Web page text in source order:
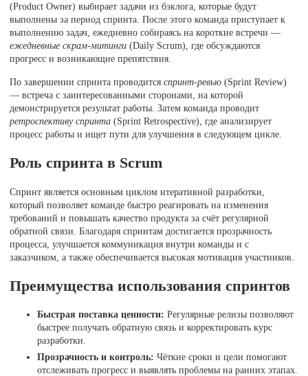
(Product Owner) выбирает задачи из бэклога, которые будут
выполнены за период спринта. После этого команда приступает к
выполнению задач, ежедневно собираясь на короткие встречи —
ежедневные скрам-митинги (Daily Scrum), где обсуждаются
прогресс и возникающие препятствия.
По завершении спринта проводитсяспринт-ревью (Sprint Review)
— встреча с заинтересованными сторонами, на которой
демонстрируется результат работы. Затем команда проводит
ретроспективу спринта (Sprint Retrospective), где анализирует
процесс работы и ищет пути для улучшения в следующем цикле.
Роль спринта в Scrum
Спринт является основным циклом итеративной разработки,
который позволяет команде быстро реагировать на изменения
требований и повышать качество продукта за счёт регулярной
обратной связи. Благодаря спринтам достигается прозрачность
процесса, улучшается коммуникация внутри команды и с
заказчиком, а также обеспечивается высокая мотивация участников.
Преимущества использования спринтов
Быстрая поставка ценности: Регулярные релизы позволяют
быстрее получать обратную связь и корректировать курс
разработки.
Прозрачность и контроль: Чёткие сроки и цели помогают
отслеживать прогресс и выявлять проблемы на ранних этапах.